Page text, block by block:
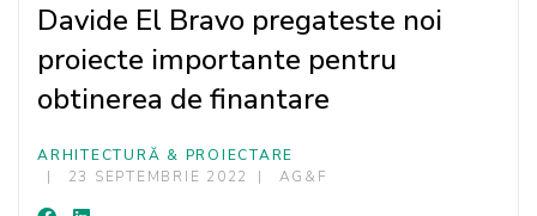
Davide El Bravo pregateste noi
proiecte importante pentru
obtinerea de finantare
ARHITECTURĂ & PROIECTARE
23 SEPTEMBRIE 2022
AG&F